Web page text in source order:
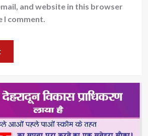
and website in this browser
I comment.